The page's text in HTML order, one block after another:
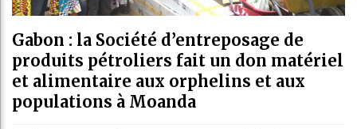
Gabon : la Société d’entreposage de
produits pétroliers fait un don matériel
et alimentaire aux orphelins et aux
populations à Moanda